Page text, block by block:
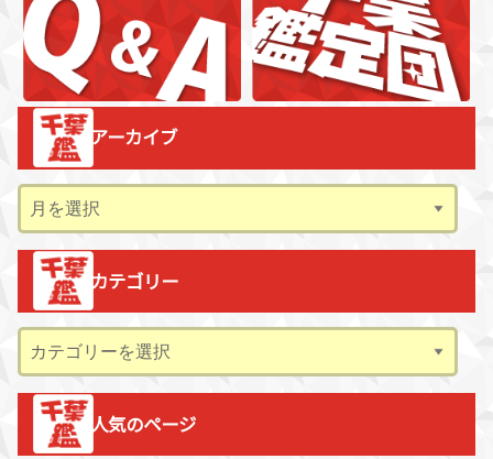
アーカイブ
ー
カ
カテゴリー
テ
ゴ
人気のページ